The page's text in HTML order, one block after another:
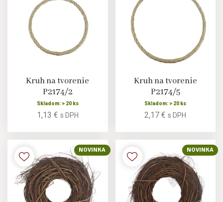
Kruh na tvorenie
P2174/2
Skladom: > 20 ks
1,13 € s DPH
Kruh na tvorenie
P2174/5
Skladom: > 20 ks
2,17 €s DPH
NOVINKA NOVINKA